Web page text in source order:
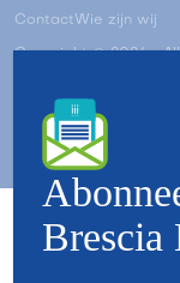
ContactWie zijn wij
Copyright © 2026 -
Brescia